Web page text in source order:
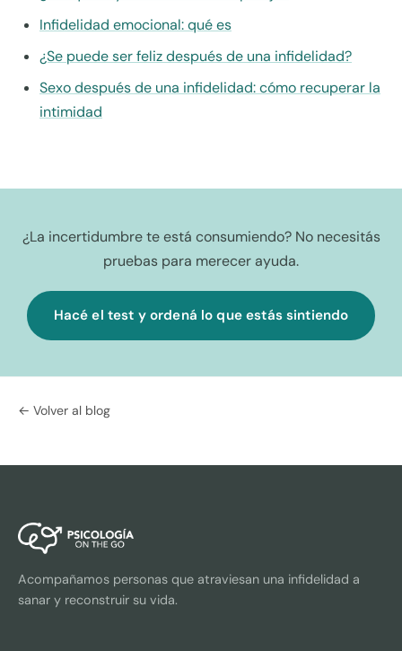
Infidelidad emocional: qué es
¿Se puede ser feliz después de una infidelidad?
Sexo después de una infidelidad: cómo recuperar la
intimidad
¿La incertidumbre te está consumiendo? No necesitás
pruebas para merecer ayuda.
Hacé el test y ordená lo que estás sintiendo
← Volver al blog
Acompañamos personas que atraviesan una infidelidad a
sanar y reconstruir su vida.